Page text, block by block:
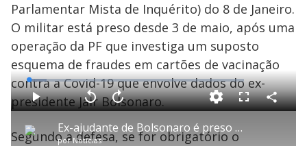
Parlamentar Mista de Inquérito) do 8 de Janeiro.
O militar está preso desde 3 de maio, após uma
operação da PF que investiga um suposto
esquema de fraudes em cartões de vacinação
contra a Covid-19 que envolve dados do ex-
presidente Jair Bolsonaro.
P Ex-ajudante de Bolsonaro é preso em operação da Polícia Federal
porNotícias
P V
t
a
r
A
n
a
L
o
a
d
e
.
F C
o
Segundo a defesa, se for obrigatório o